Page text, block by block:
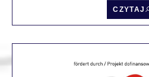
CZYTAJ